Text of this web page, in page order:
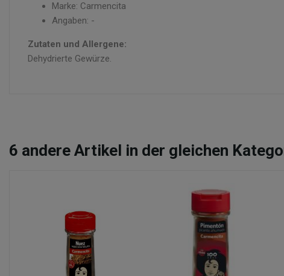
Marke: Carmencita
Angaben: -
Zutaten und Allergene:
Dehydrierte Gewürze.
6 andere Artikel in der gleichen